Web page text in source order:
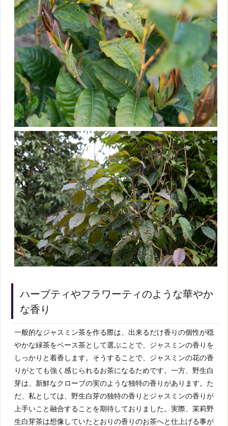
ハーブティやフラワーティのような華やか
な香り
一般的なジャスミン茶を作る際は、出来るだけ香りの個性が穏
やかな緑茶をベース茶として選ぶことで、ジャスミンの香りを
しっかりと着香します。そうすることで、ジャスミンの花の香
りがとても強く感じられるお茶になるためです。一方、野生白
芽は、新鮮なクローブの実のような独特の香りがあります。た
だ、私としては、野生白芽の独特の香りとジャスミンの香りが
上手いこと融合することを期待しておりました。実際、茉莉野
生白芽茶は想像していたとおりの香りのお茶へと仕上げる事が